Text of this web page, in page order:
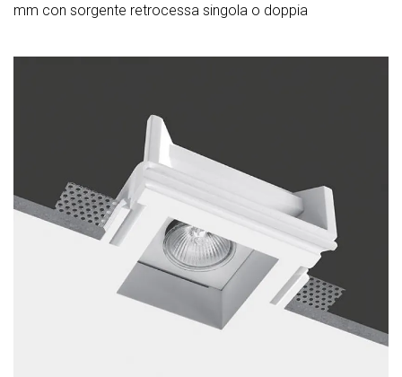
mm con sorgente retrocessa singola o doppia